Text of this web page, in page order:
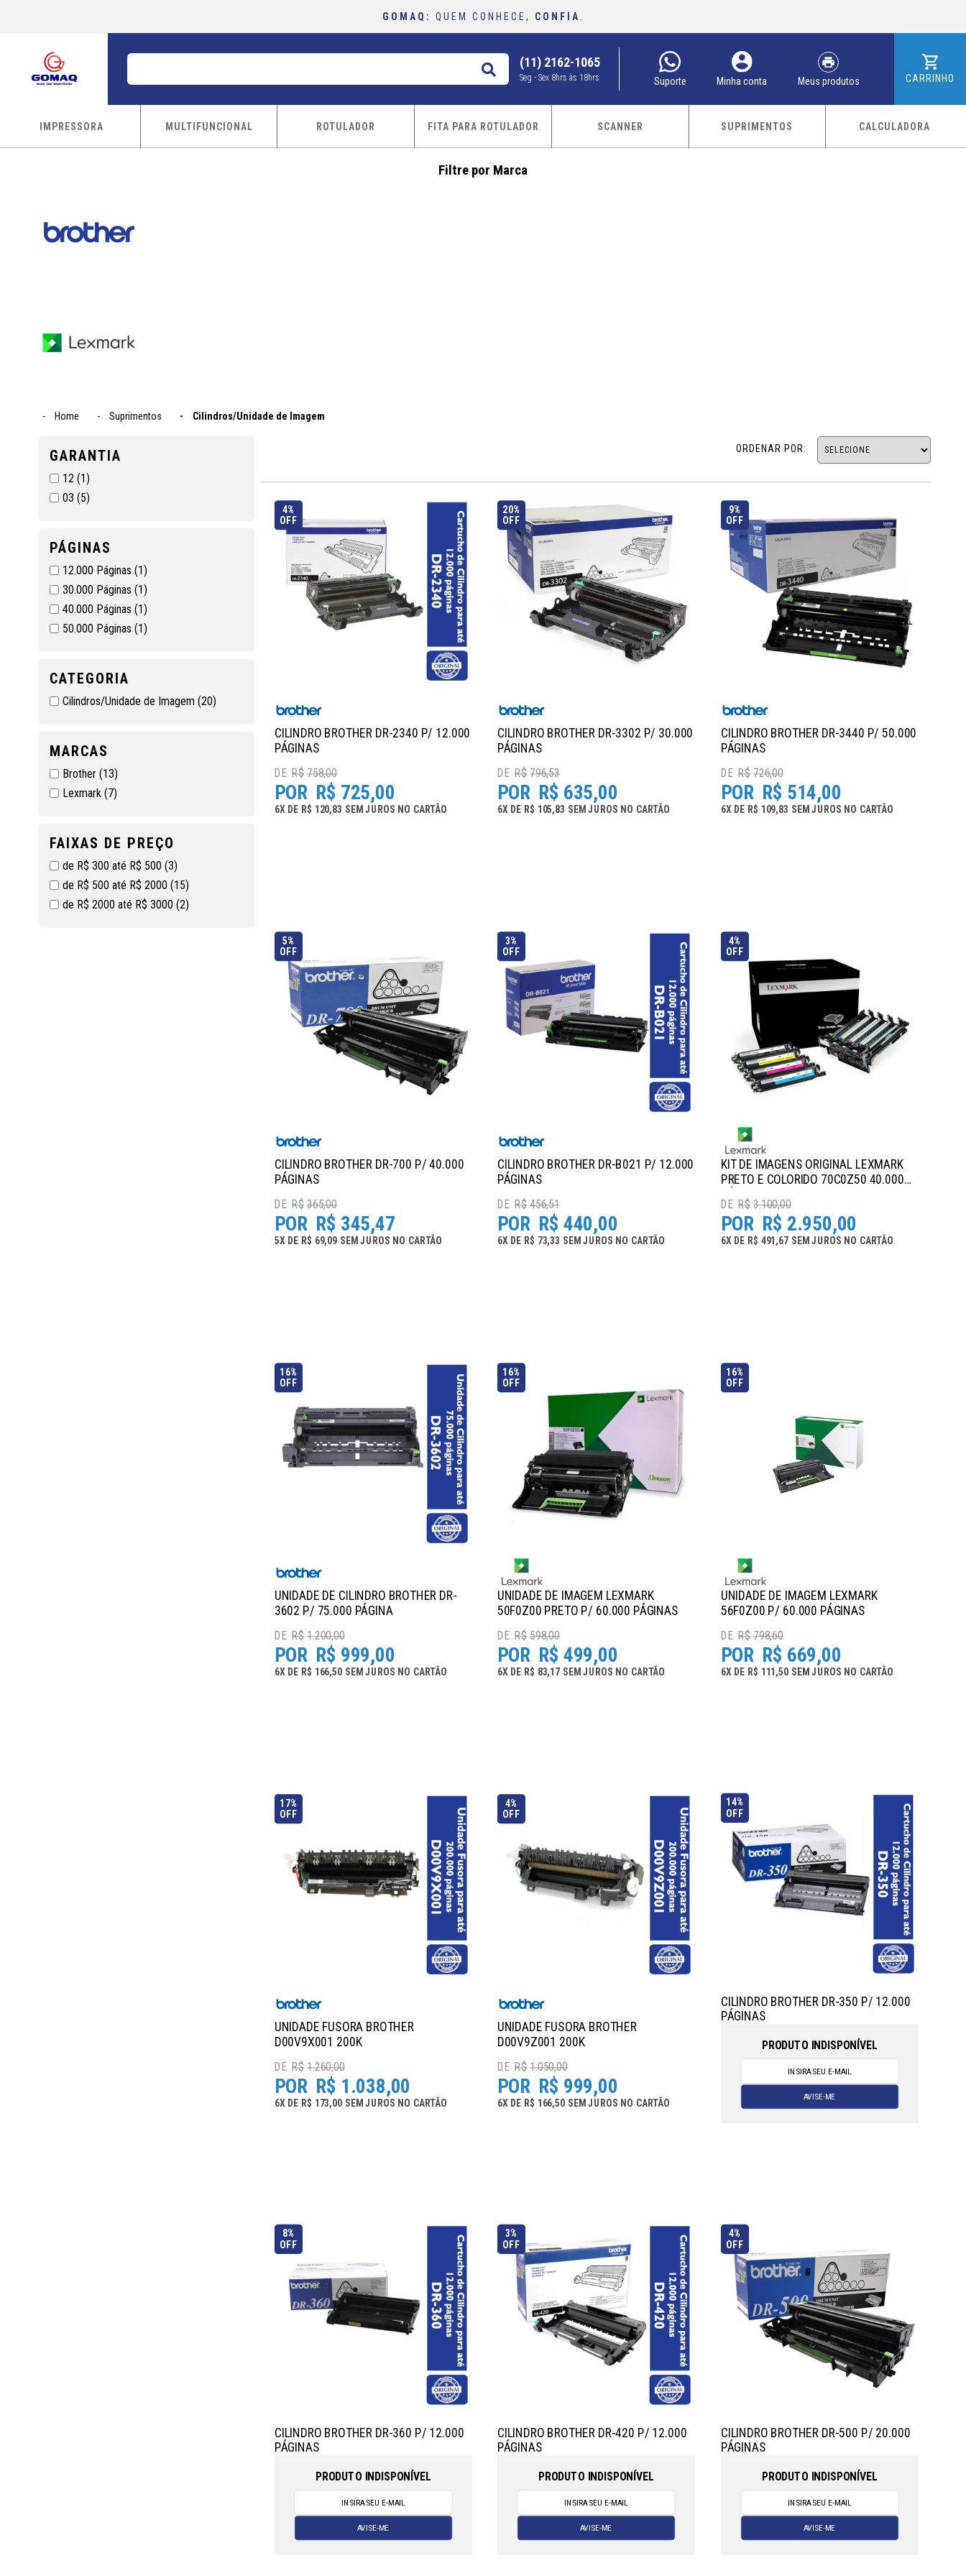
GOMAQ: QUEM CONHECE, CONFIA
buscar (11) 2162-1065
Seg - Sex 8hrs às 18hrs Suporte Minha conta Meus produtos CARRINHO
IMPRESSORA MULTIFUNCIONAL ROTULADOR FITA PARA ROTULADOR SCANNER SUPRIMENTOS CALCULADORA
Filtre por Marca
Home Suprimentos Cilindros/Unidade de Imagem
GARANTIA
12 (1)
03 (5)
PÁGINAS
12.000 Páginas (1)
30.000 Páginas (1)
40.000 Páginas (1)
50.000 Páginas (1)
CATEGORIA
Cilindros/Unidade de Imagem (20)
MARCAS
Brother (13)
Lexmark (7)
FAIXAS DE PREÇO
de R$ 300 até R$ 500 (3)
de R$ 500 até R$ 2000 (15)
de R$ 2000 até R$ 3000 (2)
ORDENAR POR:
4%
OFF
CILINDRO BROTHER DR-2340 P/ 12.000
PÁGINAS
R$ 758,00
R$ 725,00
6X DE R$ 120,83 SEM JUROS NO CARTÃO
20%
OFF
CILINDRO BROTHER DR-3302 P/ 30.000
PÁGINAS
R$ 796,53
R$ 635,00
6X DE R$ 105,83 SEM JUROS NO CARTÃO
9%
OFF
CILINDRO BROTHER DR-3440 P/ 50.000
PÁGINAS
R$ 726,00
R$ 514,00
6X DE R$ 109,83 SEM JUROS NO CARTÃO
5%
OFF
CILINDRO BROTHER DR-700 P/ 40.000
PÁGINAS
R$ 365,00
R$ 345,47
5X DE R$ 69,09 SEM JUROS NO CARTÃO
3%
OFF
CILINDRO BROTHER DR-B021 P/ 12.000
PÁGINAS
R$ 456,51
R$ 440,00
6X DE R$ 73,33 SEM JUROS NO CARTÃO
4%
OFF
KIT DE IMAGENS ORIGINAL LEXMARK
PRETO E COLORIDO 70C0Z50 40.000
R$ 3.100,00
R$ 2.950,00
6X DE R$ 491,67 SEM JUROS NO CARTÃO
16%
OFF
UNIDADE DE CILINDRO BROTHER DR-
3602 P/ 75.000 PÁGINA
R$ 1.200,00
R$ 999,00
6X DE R$ 166,50 SEM JUROS NO CARTÃO
16%
OFF
UNIDADE DE IMAGEM LEXMARK
50F0Z00 PRETO P/ 60.000 PÁGINAS
R$ 598,00
R$ 499,00
6X DE R$ 83,17 SEM JUROS NO CARTÃO
16%
OFF
UNIDADE DE IMAGEM LEXMARK
56F0Z00 P/ 60.000 PÁGINAS
R$ 798,60
R$ 669,00
6X DE R$ 111,50 SEM JUROS NO CARTÃO
17%
OFF
UNIDADE FUSORA BROTHER
D00V9X001 200K
R$ 1.260,00
R$ 1.038,00
6X DE R$ 173,00 SEM JUROS NO CARTÃO
4%
OFF
UNIDADE FUSORA BROTHER
D00V9Z001 200K
R$ 1.050,00
R$ 999,00
6X DE R$ 166,50 SEM JUROS NO CARTÃO
14%
OFF
CILINDRO BROTHER DR-350 P/ 12.000
PÁGINAS
PRODUTO INDISPONÍVEL
8%
OFF
CILINDRO BROTHER DR-360 P/ 12.000
PÁGINAS
PRODUTO INDISPONÍVEL
3%
OFF
CILINDRO BROTHER DR-420 P/ 12.000
PÁGINAS
PRODUTO INDISPONÍVEL
4%
OFF
CILINDRO BROTHER DR-500 P/ 20.000
PÁGINAS
PRODUTO INDISPONÍVEL